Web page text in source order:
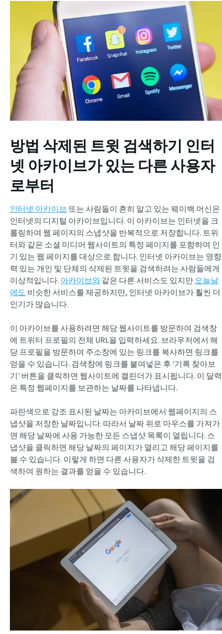
방법 삭제된 트윗 검색하기 인터
넷 아카이브가 있는 다른 사용자
로부터
인터넷 아카이브 또는 사람들이 흔히 알고 있는 웨이백 머신은
인터넷의 디지털 아카이브입니다. 이 아카이브는 인터넷을 크
롤링하여 웹 페이지의 스냅샷을 반복적으로 저장합니다. 트위
터와 같은 소셜 미디어 웹사이트의 특정 페이지를 포함하여 인
기 있는 웹 페이지를 대상으로 합니다. 인터넷 아카이브는 영향
력 있는 개인 및 단체의 삭제된 트윗을 검색하려는 사람들에게
이상적입니다. 아카이브와 같은 다른 서비스도 있지만 오늘날
에도 비슷한 서비스를 제공하지만, 인터넷 아카이브가 훨씬 더
인기가 많습니다.
이 아카이브를 사용하려면 해당 웹사이트를 방문하여 검색창
에 트위터 프로필의 전체 URL을 입력하세요. 브라우저에서 해
당 프로필을 방문하여 주소창에 있는 링크를 복사하면 링크를
얻을 수 있습니다. 검색창에 링크를 붙여넣은 후 '기록 찾아보
기' 버튼을 클릭하면 웹사이트에 캘린더가 표시됩니다. 이 달력
은 특정 웹페이지를 보관하는 날짜를 나타냅니다.
파란색으로 강조 표시된 날짜는 아카이브에서 웹페이지의 스
냅샷을 저장한 날짜입니다. 따라서 날짜 위로 마우스를 가져가
면 해당 날짜에 사용 가능한 모든 스냅샷 목록이 열립니다. 스
냅샷을 클릭하면 해당 날짜의 페이지가 열리고 해당 페이지를
볼 수 있습니다. 이렇게 하면 다른 사용자가 삭제한 트윗을 검
색하여 원하는 결과를 얻을 수 있습니다.